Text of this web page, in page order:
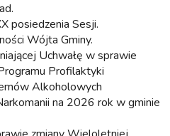
posiedzenia Sesji.
Wójta Gminy.
Uchwałę w sprawie
Profilaktyki
Alkoholowych
na 2026 rok w gminie